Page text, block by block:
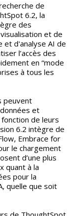
6.2, la
des
et de
et d'analyse AI de
l’accès des
en “mode
à tous les
peuvent
et
de leurs
6.2 intègre de
Embrace for
le chargement
d’une plus
quant à la
pour la
quelle que soit